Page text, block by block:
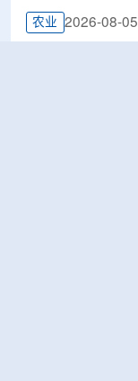
农业 2026-08-05